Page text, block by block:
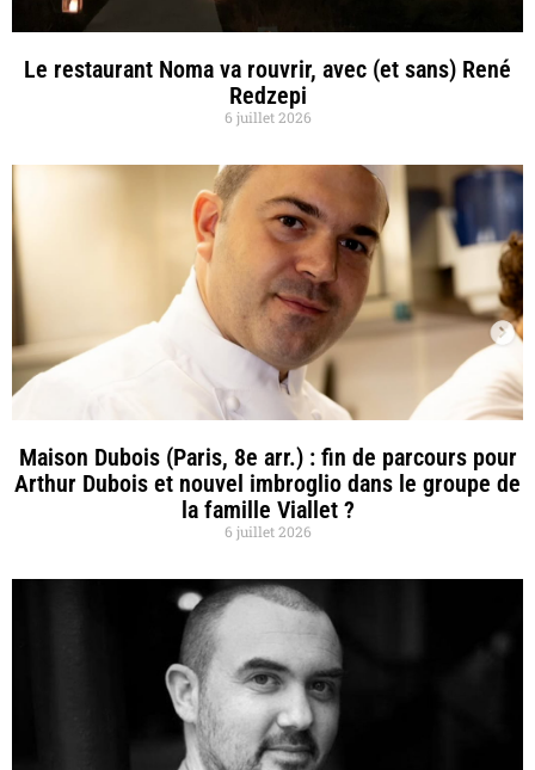
Le restaurant Noma va rouvrir, avec (et sans) René
Redzepi
6 juillet 2026
Maison Dubois (Paris, 8e arr.) : fin de parcours pour
Arthur Dubois et nouvel imbroglio dans le groupe de
la famille Viallet ?
6 juillet 2026